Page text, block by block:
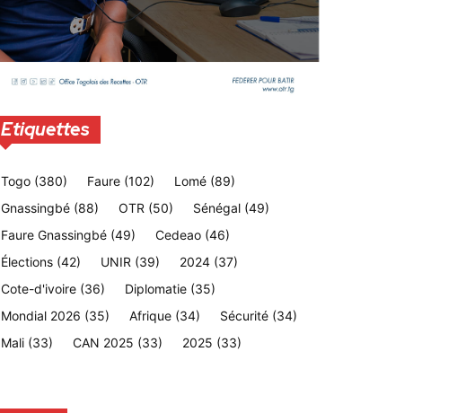
Etiquettes
Togo (380) Faure (102) Lomé (89)
Gnassingbé (88) OTR (50) Sénégal (49)
Faure Gnassingbé (49) Cedeao (46)
Élections (42) UNIR (39) 2024 (37)
Cote-d'ivoire (36) Diplomatie (35)
Mondial 2026 (35) Afrique (34) Sécurité (34)
Mali (33) CAN 2025 (33) 2025 (33)